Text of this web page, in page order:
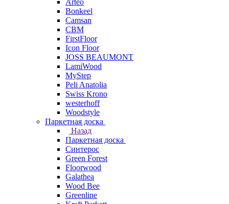
Arteo
Bonkeel
Camsan
CBM
FirstFloor
Icon Floor
JOSS BEAUMONT
LamiWood
MyStep
Peli Anatolia
Swiss Krono
westerhoff
Woodstyle
Паркетная доска
Назад
Паркетная доска
Синтерос
Green Forest
Floorwood
Galathea
Wood Bee
Greenline